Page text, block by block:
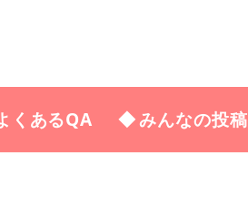
くあるQA みんなの投稿